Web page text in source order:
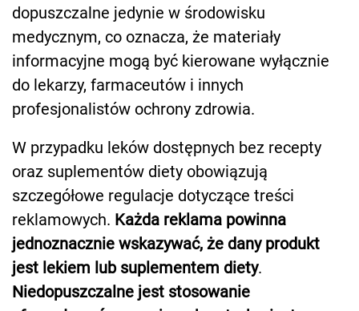
dopuszczalne jedynie w środowisku
medycznym, co oznacza, że materiały
informacyjne mogą być kierowane wyłącznie
do lekarzy, farmaceutów i innych
profesjonalistów ochrony zdrowia.
W przypadku leków dostępnych bez recepty
oraz suplementów diety obowiązują
szczegółowe regulacje dotyczące treści
reklamowych. Każda reklama powinna
jednoznacznie wskazywać, że dany produkt
jest lekiem lub suplementem diety.
Niedopuszczalne jest stosowanie